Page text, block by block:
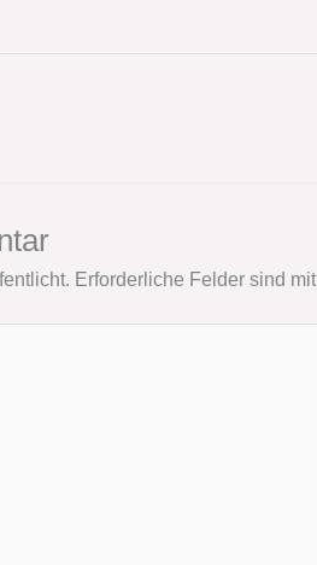
Erforderliche Felder sind mit